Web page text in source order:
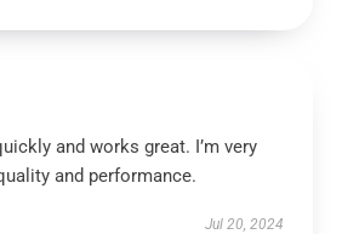
and works great. I’m very
and performance.
Jul 20, 2024